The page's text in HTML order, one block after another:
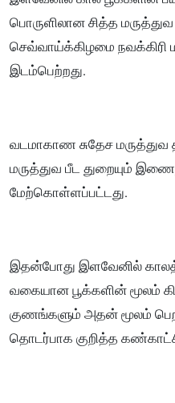
பொருளிலான சித்த
செவ்வாய்க்கிழமை நவக்கிரி
இடம்பெற்றது.
வடமாகாண சுதேச
மருத்துவ பீட துறையும்
மேற்கொள்ளப்பட்டது.
இதன்போது இளவேனில்
வகையான பூக்களின் மூலம்
குணங்களும் அதன் மூலம்
தொடர்பாக குறித்த